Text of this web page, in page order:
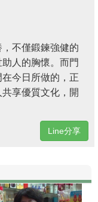
不僅鍛鍊強健的
人的胸懷。而門
今日所做的，正
享優質文化，開
Line分享